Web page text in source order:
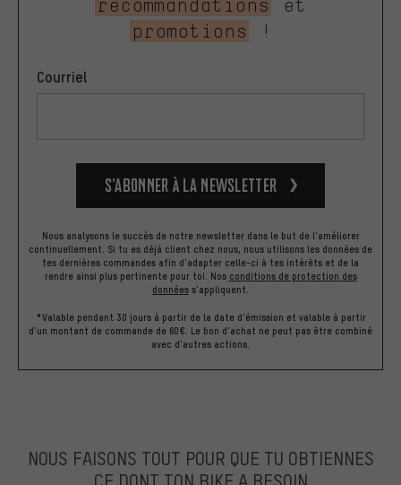
recommandations
et
promotions
!
Courriel
S’abonner à la newsletter
Nous analysons le succès de notre newsletter dans le but de l'améliorer
continuellement. Si tu es déjà client chez nous, nous utilisons les données de
tes dernières commandes afin d'adapter celle-ci à tes intérêts et de la
rendre ainsi plus pertinente pour toi. Nos conditions de protection des
données s'appliquent.
*Valable pendant 30 jours à partir de la date d'émission et valable à partir
d'un montant de commande de 60€. Le bon d'achat ne peut pas être combiné
avec d'autres actions.
NOUS FAISONS TOUT POUR QUE TU OBTIENNES
CE DONT TON BIKE A BESOIN